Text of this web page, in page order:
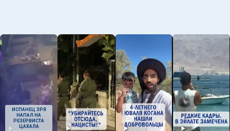
ИСПАНЕЦ ЗРЯ
НАПАЛ НА
РЕЗЕРВИСТА
ЦАХАЛА